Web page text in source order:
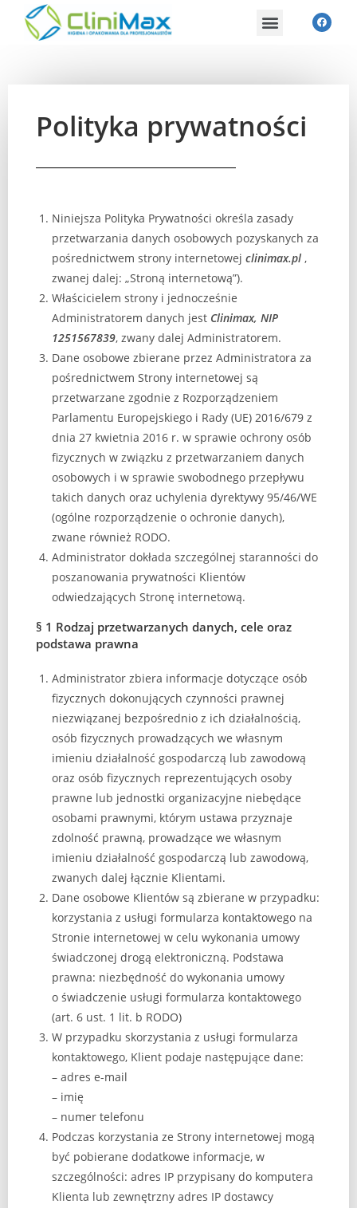
Polityka prywatności
Niniejsza Polityka Prywatności określa zasady
przetwarzania danych osobowych pozyskanych za
pośrednictwem strony internetowej clinimax.pl ,
zwanej dalej: „Stroną internetową”).
Właścicielem strony i jednocześnie
Administratorem danych jest Clinimax, NIP
1251567839, zwany dalej Administratorem.
Dane osobowe zbierane przez Administratora za
pośrednictwem Strony internetowej są
przetwarzane zgodnie z Rozporządzeniem
Parlamentu Europejskiego i Rady (UE) 2016/679 z
dnia 27 kwietnia 2016 r. w sprawie ochrony osób
fizycznych w związku z przetwarzaniem danych
osobowych i w sprawie swobodnego przepływu
takich danych oraz uchylenia dyrektywy 95/46/WE
(ogólne rozporządzenie o ochronie danych),
zwane również RODO.
Administrator dokłada szczególnej staranności do
poszanowania prywatności Klientów
odwiedzających Stronę internetową.
§ 1 Rodzaj przetwarzanych danych, cele oraz
podstawa prawna
Administrator zbiera informacje dotyczące osób
fizycznych dokonujących czynności prawnej
niezwiązanej bezpośrednio z ich działalnością,
osób fizycznych prowadzących we własnym
imieniu działalność gospodarczą lub zawodową
oraz osób fizycznych reprezentujących osoby
prawne lub jednostki organizacyjne niebędące
osobami prawnymi, którym ustawa przyznaje
zdolność prawną, prowadzące we własnym
imieniu działalność gospodarczą lub zawodową,
zwanych dalej łącznie Klientami.
Dane osobowe Klientów są zbierane w przypadku:
korzystania z usługi formularza kontaktowego na
Stronie internetowej w celu wykonania umowy
świadczonej drogą elektroniczną. Podstawa
prawna: niezbędność do wykonania umowy
o świadczenie usługi formularza kontaktowego
(art. 6 ust. 1 lit. b RODO)
W przypadku skorzystania z usługi formularza
kontaktowego, Klient podaje następujące dane:
– adres e-mail
– imię
– numer telefonu
Podczas korzystania ze Strony internetowej mogą
być pobierane dodatkowe informacje, w
szczególności: adres IP przypisany do komputera
Klienta lub zewnętrzny adres IP dostawcy